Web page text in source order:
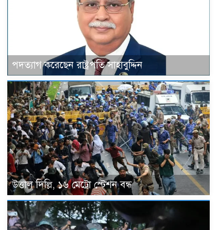
পদত্যাগ করেছেন রাষ্ট্রপতি সাহাবুদ্দিন
উত্তাল দিল্লি, ১৬ মেট্রো স্টেশন বন্ধ